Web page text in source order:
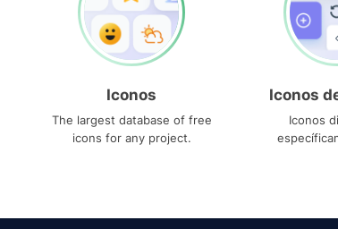
Iconos
The largest database of free
icons for any project.
Iconos
Iconos